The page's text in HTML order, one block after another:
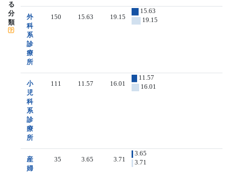
る
分
類
外
科
系
診
療
所
150 15.63 19.15
15.63
19.15
小
児
科
系
診
療
所
111 11.57 16.01
11.57
16.01
産
婦
35 3.65 3.71
3.65
3.71